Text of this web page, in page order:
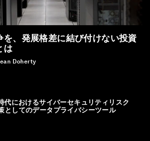
を、発展格差に結び付けない投資
は
Doherty
代におけるサイバーセキュリティリスク
としてのデータプライバシーツール